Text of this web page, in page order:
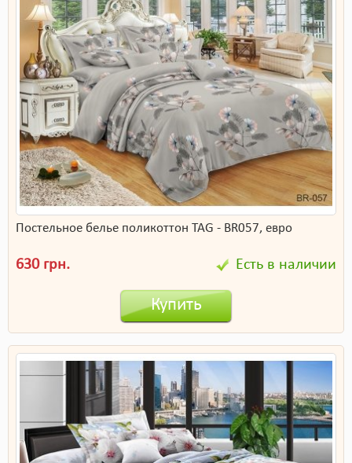
Постельное белье поликоттон TAG - BR057, евро
630 грн. Есть в наличии
Купить